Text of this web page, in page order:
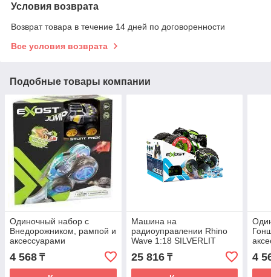
Условия возврата
Возврат товара в течение 14 дней по договоренности
Все условия возврата
Подобные товары компании
Одиночный набор с
Внедорожником, рампой и
аксессуарами
4 568 ₸
Машина на
радиоуправлении Rhino
Wave 1:18 SILVERLIT
25 816₸ 4